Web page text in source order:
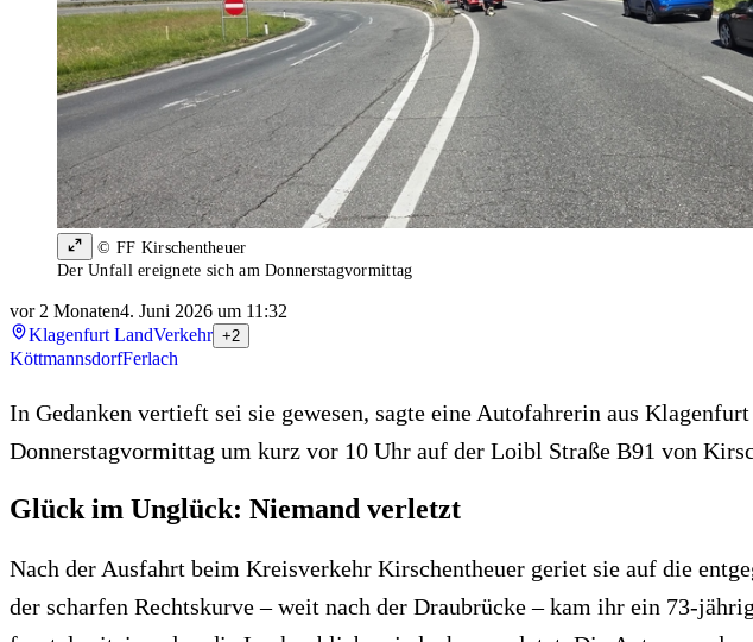
© FF Kirschentheuer
Der Unfall ereignete sich am Donnerstagvormittag
vor 2 Monaten4. Juni 2026 um 11:32
Klagenfurt LandVerkehr +2
KöttmannsdorfFerlach
In Gedanken vertieft sei sie gewesen, sagte eine Autofahrerin aus
Donnerstagvormittag um kurz vor 10 Uhr auf der Loibl Straße B91 von
Glück im Unglück: Niemand verletzt
Nach der Ausfahrt beim Kreisverkehr Kirschentheuer geriet sie auf die
der scharfen Rechtskurve – weit nach der Draubrücke – kam ihr ein 73-